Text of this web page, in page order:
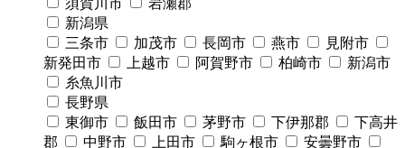
須賀川市
岩瀬郡
新潟県
三条市
加茂市 長岡市 燕市
見附市
新発田市
上越市 阿賀野市 柏崎市
新潟市
糸魚川市
長野県
東御市
飯田市 茅野市 下伊那郡
下高井
郡
中野市 上田市 駒ヶ根市
安曇野市